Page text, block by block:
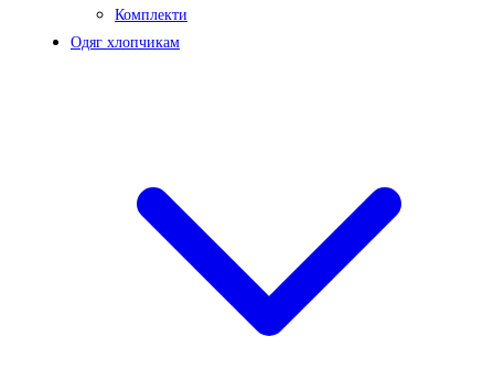
Комплекти
Одяг хлопчикам